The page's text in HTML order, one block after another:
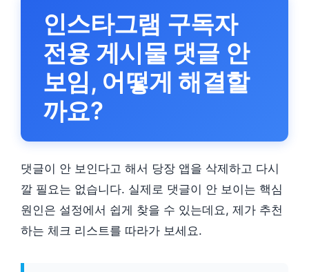
인스타그램 구독자
전용 게시물 댓글 안
보임, 어떻게 해결할
까요?
댓글이 안 보인다고 해서 당장 앱을 삭제하고 다시
깔 필요는 없습니다. 실제로 댓글이 안 보이는 핵심
원인은 설정에서 쉽게 찾을 수 있는데요, 제가 추천
하는 체크 리스트를 따라가 보세요.